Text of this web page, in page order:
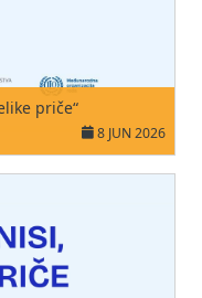
priče“
8 JUN 2026